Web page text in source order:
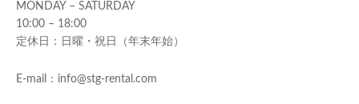
MONDAY – SATURDAY
10:00 – 18:00
定休日：日曜・祝日（年末年始）
E-mail：info@stg-rental.com